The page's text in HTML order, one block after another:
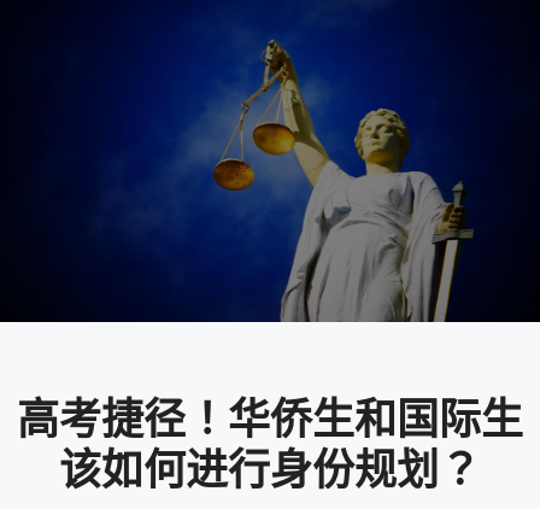
高考捷径！华侨生和国际生
该如何进行身份规划？